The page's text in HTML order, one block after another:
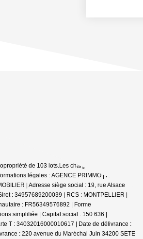
de 103 lots.Les charges annuelles sont
légales : AGENCE PRIMMO | Raison
| Adresse siège social : 19, rue Alsace
: 34957689200039 | RCS : MONTPELLIER |
: FR56349576892 | Forme
simplifiée | Capital social : 150 636 |
T : 34032016000010617 | Date de délivrance :
: 220 avenue du Maréchal Juin 34200 SETE